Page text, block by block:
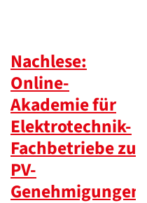
Nachlese:
Online-
Akademie für
Elektrotechnik-
Fachbetriebe zu
PV-
Genehmigungen